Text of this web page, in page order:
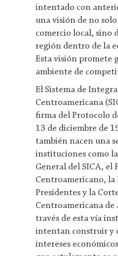
intentado con
una visión de no
comercio local, sino
región dentro de la
Esta visión promete
ambiente de
El Sistema de
Centroamericana
firma del Protocolo
13 de diciembre de
también nacen una
instituciones como
General del SICA, el
Centroamericano, la
Presidentes y la
Centroamericana de
través de esta vía
intentan construir y
intereses